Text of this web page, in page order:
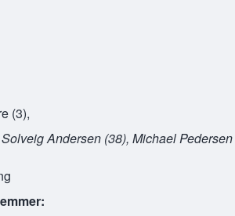
(3),
Andersen (38), Michael